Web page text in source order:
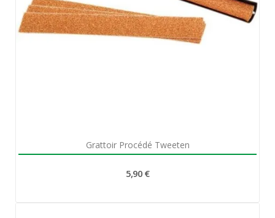
Grattoir Procédé Tweeten
5,90 €